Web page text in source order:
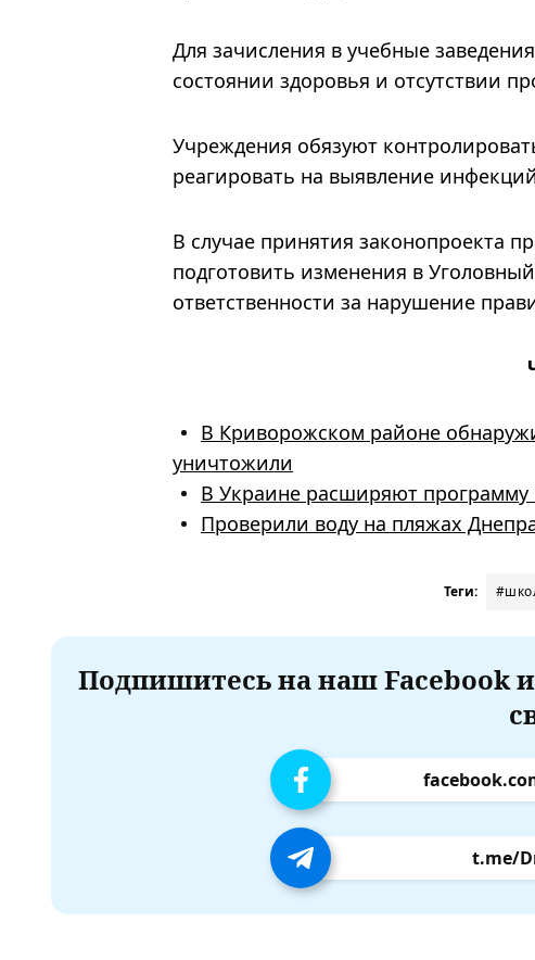
Для зачисления в учебные
состоянии здоровья и отсутствии
Учреждения обязуют
реагировать на выявление
В случае принятия законопроекта
подготовить изменения в
ответственности за нарушение
В Криворожском районе
уничтожили
В Украине расширяют программу
Проверили воду на пляжах
Теги:
Подпишитесь на наш Facebook
t.me/